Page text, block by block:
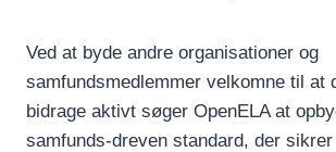
Ved at byde andre organisationer og
samfundsmedlemmer velkomne til at
bidrage aktivt søger OpenELA at
samfunds-dreven standard, der